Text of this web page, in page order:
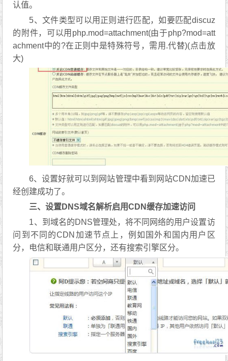
认值。
5、文件类型可以用正则进行匹配，如要匹配discuz
的附件，可以用php.mod=attachment(由于php?mod=att
achment中的?在正则中是特殊符号，需用.代替)(点击放
大)
6、设置好就可以到网站管理中看到网站CDN加速已
经创建成功了。
三、设置DNS域名解析启用CDN缓存加速访问
1、到域名的DNS管理处，将不同网络的用户设置访
问到不同的CDN加速节点上，例如国外和国内用户区
分，电信和联通用户区分，还有搜索引擎区分。